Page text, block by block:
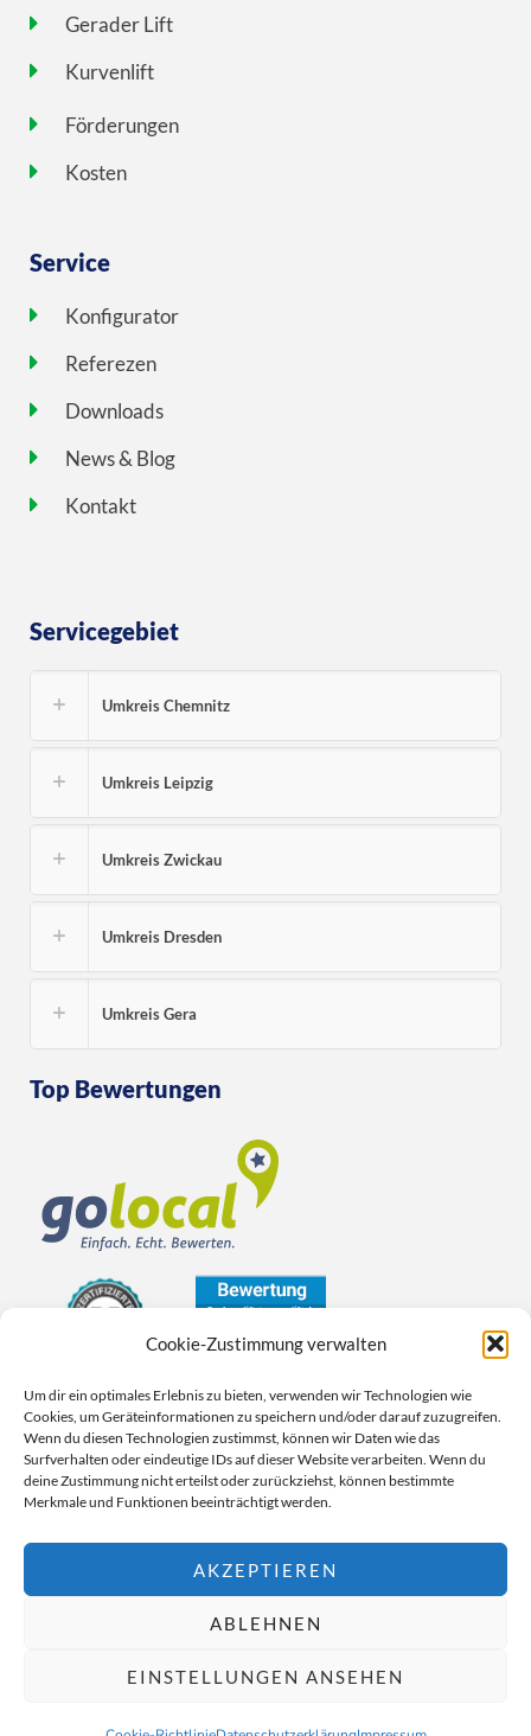
Cookie-Zustimmung verwalten
Um dir ein optimales Erlebnis zu bieten, verwenden wir Technologien wie
Cookies, um Geräteinformationen zu speichern und/oder darauf zuzugreifen.
Wenn du diesen Technologien zustimmst, können wir Daten wie das
Surfverhalten oder eindeutige IDs auf dieser Website verarbeiten. Wenn du
deine Zustimmung nicht erteilst oder zurückziehst, können bestimmte
Merkmale und Funktionen beeinträchtigt werden.
AKZEPTIEREN
ABLEHNEN
EINSTELLUNGEN ANSEHEN
Gerader Lift
Kurvenlift
Förderungen
Kosten
Service
Konfigurator
Referezen
Downloads
News & Blog
Kontakt
Servicegebiet
Umkreis Chemnitz
Umkreis Leipzig
Umkreis Zwickau
Umkreis Dresden
Umkreis Gera
Top Bewertungen